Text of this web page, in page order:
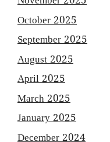
October 2025
September 2025
August 2025
April 2025
March 2025
January 2025
December 2024